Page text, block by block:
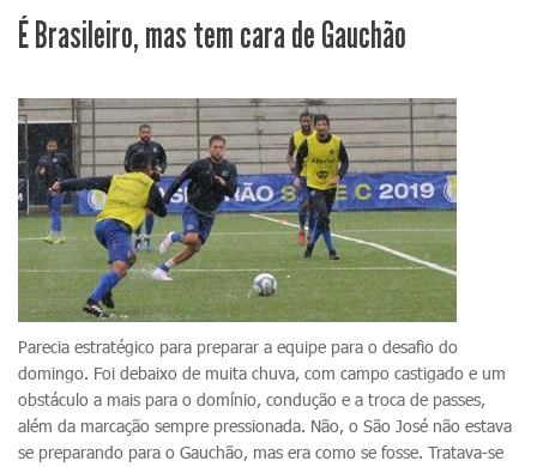
É Brasileiro, mas tem cara de Gauchão
Parecia estratégico para preparar a equipe para o desafio do
domingo. Foi debaixo de muita chuva, com campo castigado e um
obstáculo a mais para o domínio, condução e a troca de passes,
além da marcação sempre pressionada. Não, o São José não estava
se preparando para o Gauchão, mas era como se fosse. Tratava-se